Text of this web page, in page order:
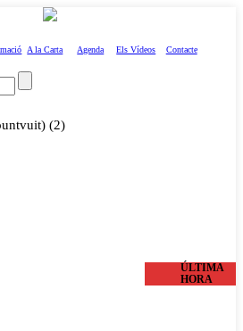
A la Carta Agenda Els Vídeos Contacte
(2)
ÚLTIMA
HORA